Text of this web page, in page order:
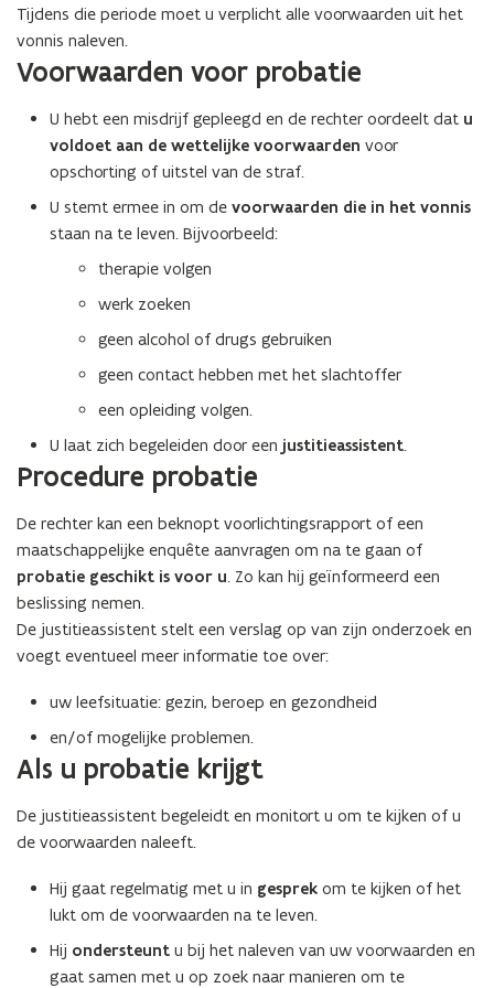
Tijdens die periode moet u verplicht alle voorwaarden uit het
vonnis naleven.
Voorwaarden voor probatie
U hebt een misdrijf gepleegd en de rechter oordeelt dat u
voldoet aan de wettelijke voorwaarden voor
opschorting of uitstel van de straf.
U stemt ermee in om de voorwaarden die in het vonnis
staan na te leven. Bijvoorbeeld:
therapie volgen
werk zoeken
geen alcohol of drugs gebruiken
geen contact hebben met het slachtoffer
een opleiding volgen.
U laat zich begeleiden door een justitieassistent.
Procedure probatie
De rechter kan een beknopt voorlichtingsrapport of een
maatschappelijke enquête aanvragen om na te gaan of
probatie geschikt is voor u. Zo kan hij geïnformeerd een
beslissing nemen.
De justitieassistent stelt een verslag op van zijn onderzoek en
voegt eventueel meer informatie toe over:
uw leefsituatie: gezin, beroep en gezondheid
en/of mogelijke problemen.
Als u probatie krijgt
De justitieassistent begeleidt en monitort u om te kijken of u
de voorwaarden naleeft.
Hij gaat regelmatig met u in gesprek om te kijken of het
lukt om de voorwaarden na te leven.
Hij ondersteunt u bij het naleven van uw voorwaarden en
gaat samen met u op zoek naar manieren om te